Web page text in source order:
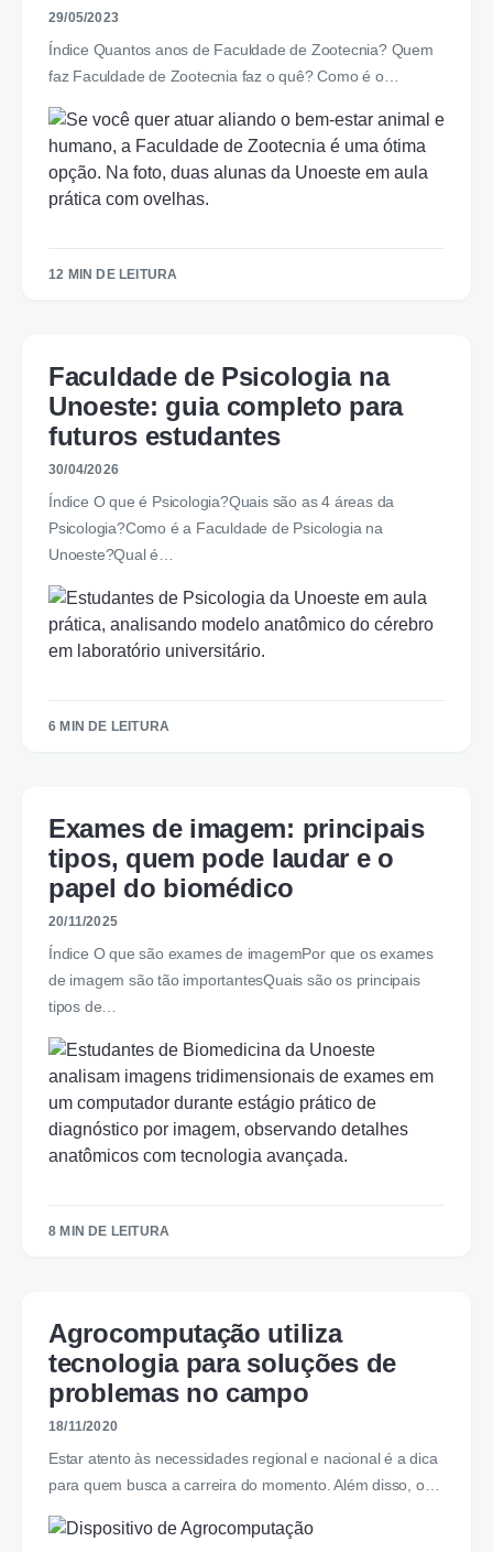
29/05/2023
Índice Quantos anos de Faculdade de Zootecnia? Quem
faz Faculdade de Zootecnia faz o quê? Como é o…
12 MIN DE LEITURA
Faculdade de Psicologia na
Unoeste: guia completo para
futuros estudantes
30/04/2026
Índice O que é Psicologia?Quais são as 4 áreas da
Psicologia?Como é a Faculdade de Psicologia na
Unoeste?Qual é…
6 MIN DE LEITURA
Exames de imagem: principais
tipos, quem pode laudar e o
papel do biomédico
20/11/2025
Índice O que são exames de imagemPor que os exames
de imagem são tão importantesQuais são os principais
tipos de…
8 MIN DE LEITURA
Agrocomputação utiliza
tecnologia para soluções de
problemas no campo
18/11/2020
Estar atento às necessidades regional e nacional é a dica
para quem busca a carreira do momento. Além disso, o…